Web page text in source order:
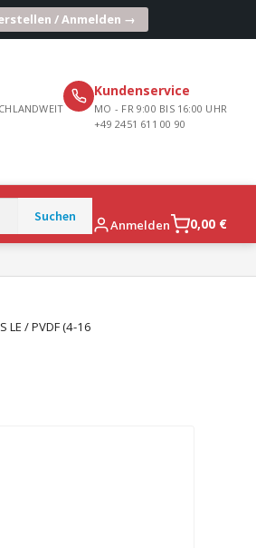
/ Anmelden →
Kundenservice
MO - FR 9:00 BIS 16:00 UHR
+49 2451 611 00 90
Anmelden 0,00 €
LE / PVDF (4-16